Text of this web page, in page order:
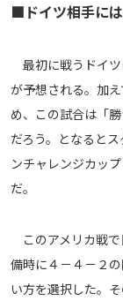
運営会社
ご利用にあたって
プライバシーポリシー
■ドイツ相手に
最初に戦うドイ
が予想される。加
め、この試合は「
だろう。となると
ンチャレンジカッ
だ。
このアメリカ戦
備時に４－４－２
い方を選択した。